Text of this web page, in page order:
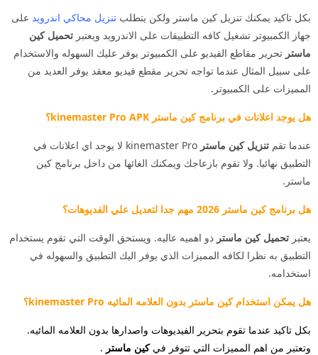
بكل تاكيد يمكنك تنزيل كين ماستر ولكن يتطلب تنزيل محاكي اندرويد على
جهاز الكمبيوتر تشغيل كافه التطبيقات على الاندرويد ويعتبر تحميل كين
ماستر تحرير مقاطع الفيديو على الكمبيوتر يوفر عليك السهوله والاستخدام
على سبيل المثال عندما تواجه تحرير مقطع فيديو معقد يوفر العديد من
المميزات على الكمبيوتر.
هل يوجد اعلانات في برنامج كين ماستر kinemaster Pro APK؟
عندما تقم تنزيل كين ماستر
kinemaster Pro لا يوجد اي اعلانات في
التطبيق نهائيا. ولا تقوم بازعاجك ويمكنك الغائها من داخل برنامج كين
ماستر.
هل برنامج كين ماستر 2026 مهم جدا لتعديل علي الفديوهات؟
يعتبر تحميل كين ماستر ذو اهميه عاليه. ويستحق الوقت التي تقوم يستخدام
التطبيق به نظرا لكافه المميزات الذي يوفر اليك التطبيق والسهوله في
استخدامه.
هل يمكن استخدام كين ماستر بدون العلامه المائيه kinemaster Pro؟
بكل تاكيد عندما تقوم بتحرير الفيديوهات واصدارها بدون العلامه المائيه.
وتعتبر من اهم المميزات التي تتوفر فيكين ماستر .